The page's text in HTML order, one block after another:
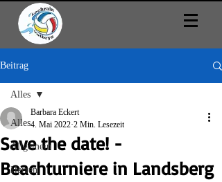
Beitrag
Alles
Allgemein
Herren
Alles
Save the date! -
Beachturniere in Landsberg
Barbara Eckert
4. Mai 2022 2 Min. Lesezeit